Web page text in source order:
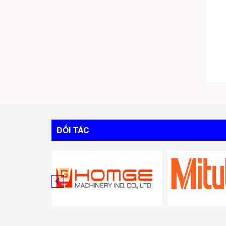
ĐỐI TÁC